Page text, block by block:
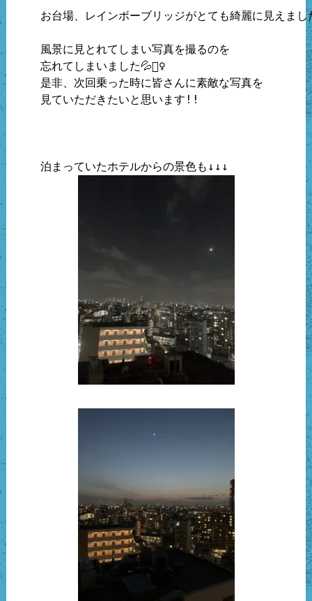
お台場、レインボーブリッジがとても綺麗に見えまし
風景に見とれてしまい写真を撮るのを
忘れてしまいました💦🙇‍♀️
是非、次回乗った時に皆さんに素敵な写真を
見ていただきたいと思います!!